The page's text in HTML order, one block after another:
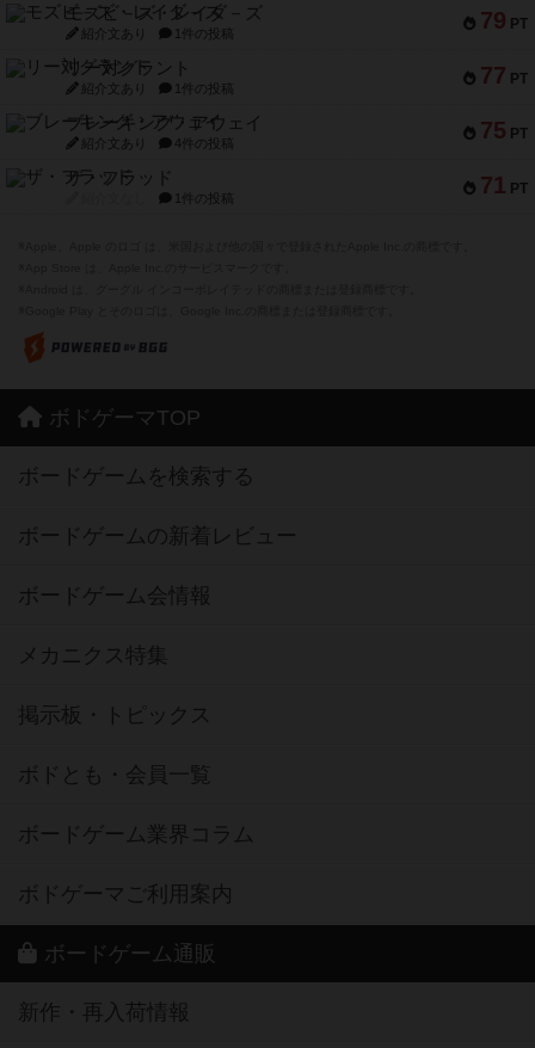
79 PT
モズビ－ズ・レイダ－ズ
紹介文あり 1件の投稿
77 PT
リー対グラント
紹介文あり 1件の投稿
75 PT
ブレーキング・アウェイ
紹介文あり 4件の投稿
71 PT
ザ・フラッド
1件の投稿
ボドゲーマTOP
ボードゲームを検索する
ボードゲームの新着レビュー
ボードゲーム会情報
メカニクス特集
掲示板・トピックス
ボドとも・会員一覧
ボードゲーム業界コラム
ボドゲーマご利用案内
ボードゲーム通販
新作・再入荷情報